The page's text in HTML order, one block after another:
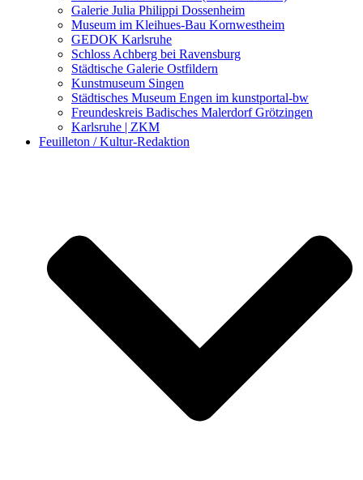
Galerie Julia Philippi Dossenheim
Museum im Kleihues-Bau Kornwestheim
GEDOK Karlsruhe
Schloss Achberg bei Ravensburg
Städtische Galerie Ostfildern
Kunstmuseum Singen
Städtisches Museum Engen im kunstportal-bw
Freundeskreis Badisches Malerdorf Grötzingen
Karlsruhe | ZKM
Feuilleton / Kultur-Redaktion